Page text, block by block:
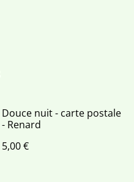
Douce nuit - carte postale
- Renard
5,00 €